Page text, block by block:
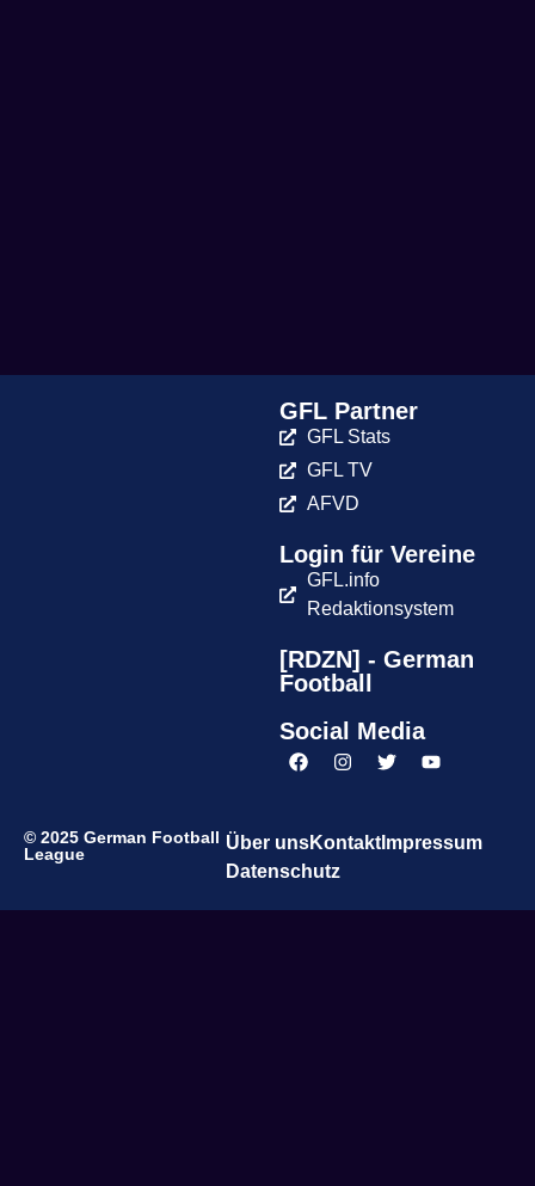
GFL Partner
GFL Stats
GFL TV
AFVD
Login für Vereine
GFL.info
Redaktionsystem
[RDZN] - German
Football
Social Media
© 2025 German Football
League
Über unsKontaktImpressum
Datenschutz